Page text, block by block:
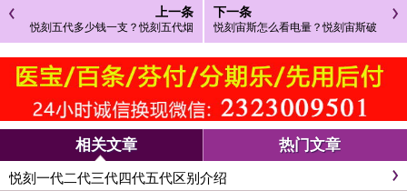
上一条
悦刻五代多少钱一支？悦刻五代烟
弹多少一盒？
下一条
悦刻宙斯怎么看电量？悦刻宙斯破
界多少钱
相关文章 热门文章
悦刻一代二代三代四代五代区别介绍